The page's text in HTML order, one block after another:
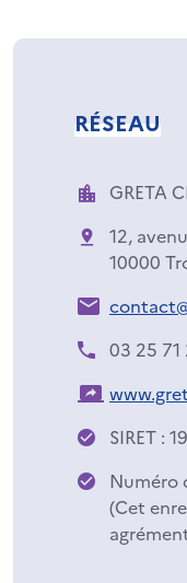
RÉSEAU
GRETA
12,
10000
03 25 71
SIRET :
Numéro
(Cet